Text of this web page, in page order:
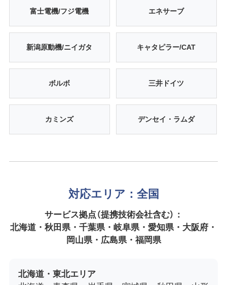
富士電機/フジ電機 エネサーブ
新潟原動機/ニイガタ キャタピラー/CAT
ボルボ 三井ドイツ
カミンズ デンセイ・ラムダ
対応エリア：全国
サービス拠点（提携技術会社含む）：
北海道・秋田県・千葉県・岐阜県・愛知県・大阪府・
岡山県・広島県・福岡県
北海道・東北エリア